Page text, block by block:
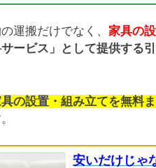
運搬だけでなく、 家具の
サービス」として提供する
の設置・組み立てを無料
安いだけじゃ